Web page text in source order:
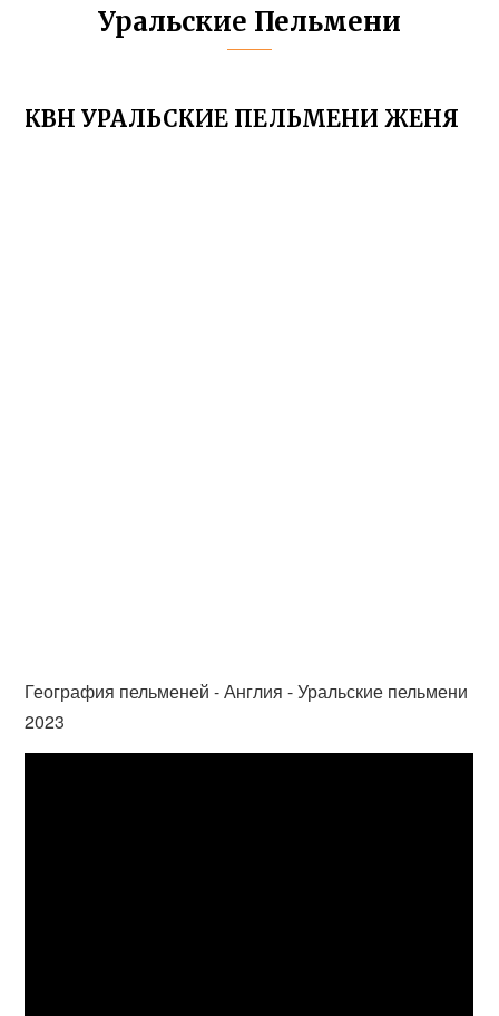
Уральские Пельмени
КВН УРАЛЬСКИЕ ПЕЛЬМЕНИ ЖЕНЯ
География пельменей - Англия - Уральские пельмени
2023